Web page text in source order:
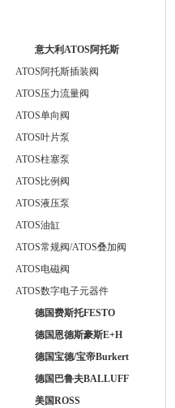
意大利ATOS阿托斯
ATOS阿托斯插装阀
ATOS压力流量阀
ATOS单向阀
ATOS叶片泵
ATOS柱塞泵
ATOS比例阀
ATOS液压泵
ATOS油缸
ATOS常规阀/ATOS叠加阀
ATOS电磁阀
ATOS数字电子元器件
德国费斯托FESTO
德国恩德斯豪斯E+H
德国宝德/宝帝Burkert
德国巴鲁夫BALLUFF
美国ROSS